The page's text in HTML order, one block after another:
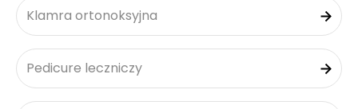
Klamra ortonoksyjna
Pedicure leczniczy